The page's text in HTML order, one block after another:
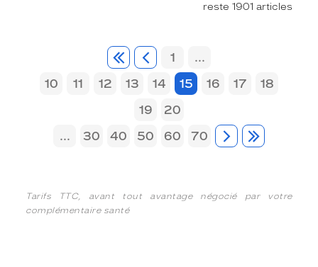
reste 1901 articles
1
...
10
11 12 13 14 15 16 17
18
19
20
...
30 40 50 60 70
Tarifs TTC, avant tout avantage négocié par votre
complémentaire santé